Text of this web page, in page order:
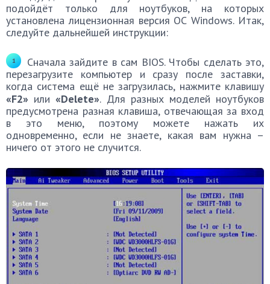
подойдёт только для ноутбуков, на которых
установлена лицензионная версия ОС Windows. Итак,
следуйте дальнейшей инструкции:
Сначала зайдите в сам BIOS. Чтобы сделать это,
перезагрузите компьютер и сразу после заставки,
когда система ещё не загрузилась, нажмите клавишу
«F2» или«Delete». Для разных моделей ноутбуков
предусмотрена разная клавиша, отвечающая за вход
в это меню, поэтому можете нажать их
одновременно, если не знаете, какая вам нужна –
ничего от этого не случится.